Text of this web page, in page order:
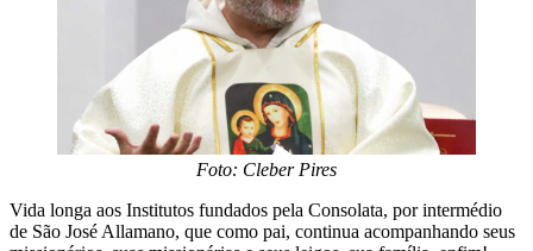
Foto: Cleber Pires
Vida longa aos Institutos fundados pela Consolata, por intermédio
de São José Allamano, que como pai, continua acompanhando seus